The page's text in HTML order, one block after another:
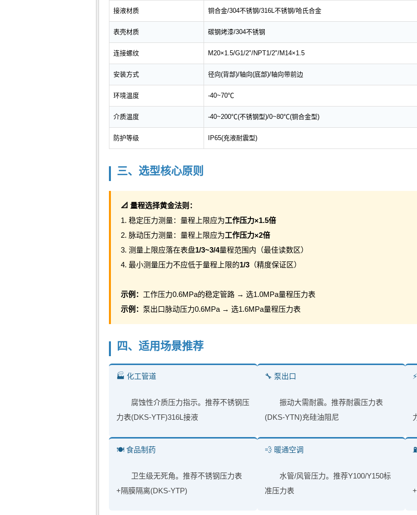
接液材质 铜合金/304不锈钢/316L不锈钢/哈氏合金
表壳材质 碳钢烤漆/304不锈钢
连接螺纹 M20×1.5/G1/2"/NPT1/2"/M14×1.5
安装方式 径向(背部)/轴向(底部)/轴向带前边
环境温度 -40~70℃
介质温度 -40~200℃(不锈钢型)/0~80℃(铜合金型)
防护等级 IP65(充液耐震型)
三、选型核心原则
📐 量程选择黄金法则：
1. 稳定压力测量：量程上限应为工作压力×1.5倍
2. 脉动压力测量：量程上限应为工作压力×2倍
3. 测量上限应落在表盘1/3~3/4量程范围内（最佳读数区）
4. 最小测量压力不应低于量程上限的1/3 （精度保证区）
示例： 工作压力0.6MPa的稳定管路 → 选1.0MPa量程压力表
示例： 泵出口脉动压力0.6MPa → 选1.6MPa量程压力表
四、适用场景推荐
🏭 化工管道
腐蚀性介质压力指示。推荐不锈钢压
力表(DKS-YTF)316L接液
🔧 泵出口
振动大需耐震。推荐耐震压力表
(DKS-YTN)充硅油阻尼
🍽️ 食品制药
卫生级无死角。推荐不锈钢压力表
+隔膜隔离(DKS-YTP)
💨 暖通空调
水管/风管压力。推荐Y100/Y150标
准压力表